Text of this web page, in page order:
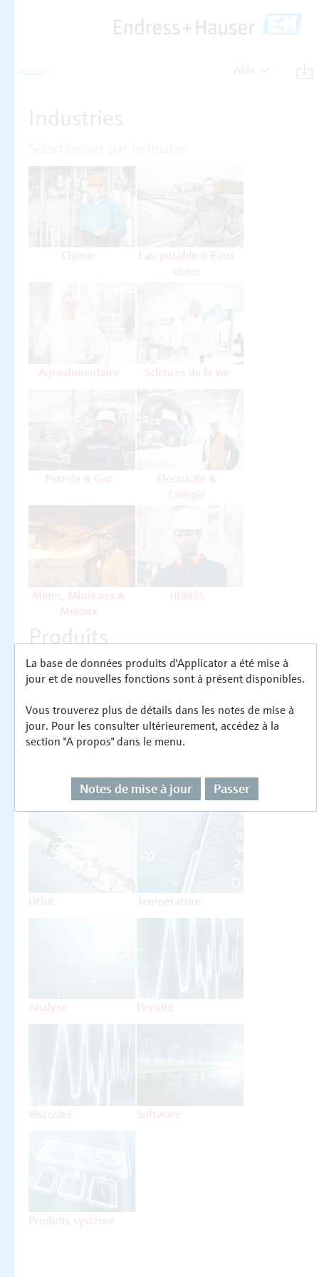
Accueil
La base de données produits d'Applicator a été mise à
jour et de nouvelles fonctions sont à présent disponibles.
Vous trouverez plus de détails dans les notes de mise à
jour. Pour les consulter ultérieurement, accédez à la
section "A propos" dans le menu.
Notes de mise à jour Passer
Chimie
Eau potable & Eaux
usées
Agroalimentaire Sciences de la vie
Pétrole & Gaz
Electricité &
Energie
Mines, Minéraux &
Métaux
Utilités
Produits
Sélectionnez ou dimensionnez par type de
mesure
Pression
Débit Température
Analyse Densité
Viscosité Software
Produits système